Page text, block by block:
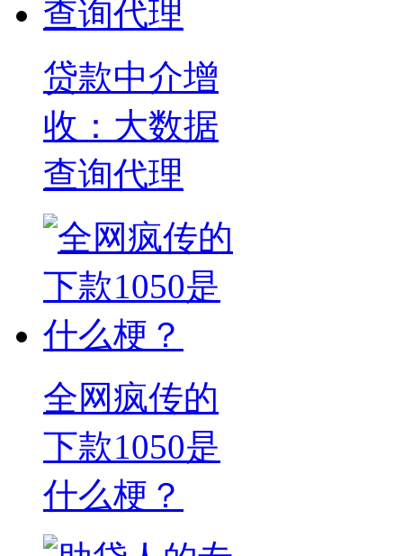
贷款中介增
收：大数据
查询代理
全网疯传的
下款1050是
什么梗？